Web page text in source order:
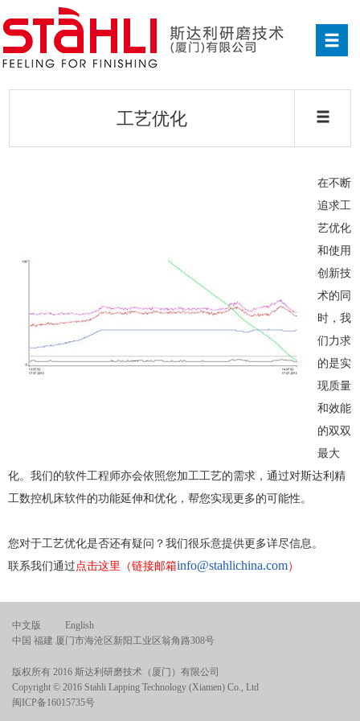
工艺优化
在不断
追求工
艺优化
和使用
创新技
术的同
时，我
们力求
的是实
现质量
和效能
的双双
最大
化。我们的软件工程师亦会依照您加工工艺的需求，通过对斯达利精
工数控机床软件的功能延伸和优化，帮您实现更多的可能性。
您对于工艺优化是否还有疑问？我们很乐意提供更多详尽信息。
联系我们通过点击这里（链接邮箱info@stahlichina.com）
中文版
English
中国 福建 厦门市海沧区新阳工业区翁角路308号
版权所有 2016 斯达利研磨技术（厦门）有限公司
Copyright © 2016 Stahli Lapping Technology (Xiamen) Co., Ltd
闽ICP备16015735号